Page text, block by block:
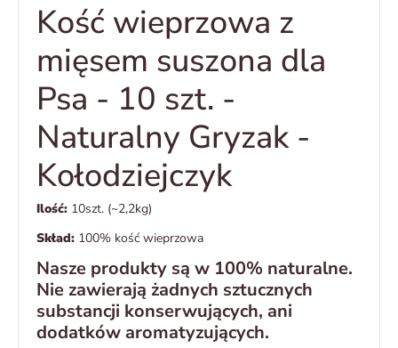
Kość wieprzowa z
mięsem suszona dla
Psa - 10 szt. -
Naturalny Gryzak -
Kołodziejczyk
Ilość: 10szt. (~2,2kg)
Skład: 100% kość wieprzowa
Nasze produkty są w 100% naturalne.
Nie zawierają żadnych sztucznych
substancji konserwujących, ani
dodatków aromatyzujących.